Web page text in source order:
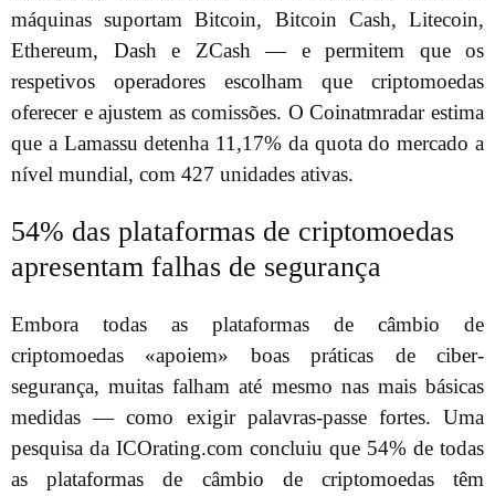
máquinas suportam Bitcoin, Bitcoin Cash, Litecoin,
Ethereum, Dash e ZCash — e permitem que os
respetivos operadores escolham que criptomoedas
oferecer e ajustem as comissões. O Coinatmradar estima
que a Lamassu detenha 11,17% da quota do mercado a
nível mundial, com 427 unidades ativas.
54% das plataformas de criptomoedas
apresentam falhas de segurança
Embora todas as plataformas de câmbio de
criptomoedas «apoiem» boas práticas de ciber-
segurança, muitas falham até mesmo nas mais básicas
medidas — como exigir palavras-passe fortes. Uma
pesquisa da ICOrating.com concluiu que 54% de todas
as plataformas de câmbio de criptomoedas têm